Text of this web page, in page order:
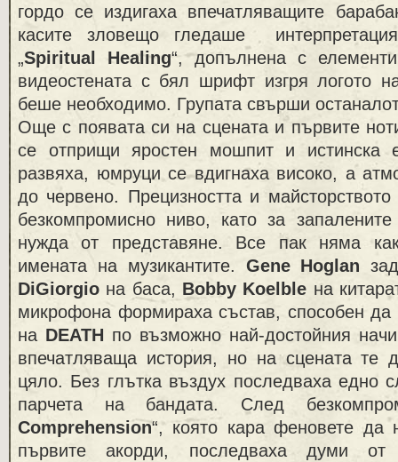
гордо се издигаха впечатляващите
касите зловещо гледаше
„Spiritual Healing“, допълнена с
видеостената с бял шрифт изгря логото
беше необходимо. Групата свърши
Още с появата си на сцената и първите
се отприщи яростен мошпит и истинска
развяха, юмруци се вдигнаха високо, а
до червено. Прецизността и
безкомпромисно ниво, като за
нужда от представяне. Все пак няма
имената на музикантите. Gene Hoglan
DiGiorgio на баса, Bobby Koelble на
микрофона формираха състав, способен да
на DEATH по възможно най-достойния
впечатляваща история, но на сцената те
цяло. Без глътка въздух последваха едно
парчета на бандата. След
Comprehension“, която кара феновете да
първите акорди, последваха думи